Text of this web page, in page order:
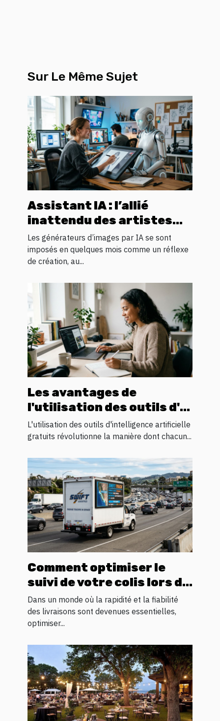
Sur Le Même Sujet
Assistant IA : l’allié
inattendu des artistes
numériques en quête
d’inspiration visuelle
Les générateurs d’images par IA se sont
imposés en quelques mois comme un réflexe
de création, au...
Les avantages de
l'utilisation des outils d'IA
gratuits pour l'innovation
personnelle
L'utilisation des outils d'intelligence artificielle
gratuits révolutionne la manière dont chacun...
Comment optimiser le
suivi de votre colis lors du
transit logistique ?
Dans un monde où la rapidité et la fiabilité
des livraisons sont devenues essentielles,
optimiser...